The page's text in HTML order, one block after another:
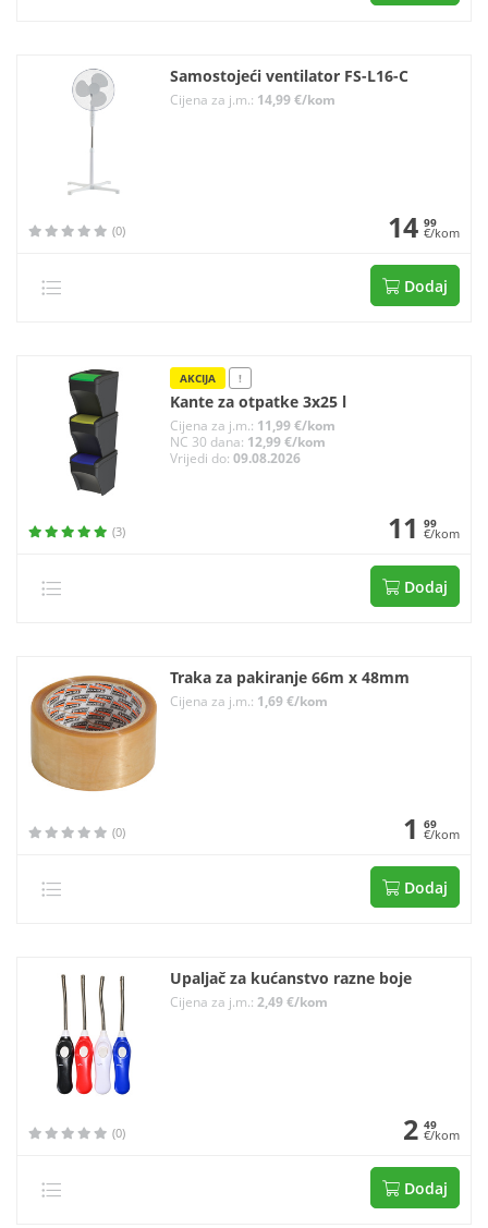
Samostojeći ventilator FS-L16-C
Cijena za j.m.: 14,99 €/kom
(0) 14 99
€/kom
Dodaj
AKCIJA !
Kante za otpatke 3x25 l
Cijena za j.m.: 11,99 €/kom
NC 30 dana: 12,99 €/kom
Vrijedi do: 09.08.2026
(3) 11 99
€/kom
Dodaj
Traka za pakiranje 66m x 48mm
Cijena za j.m.: 1,69 €/kom
(0) 1 69
€/kom
Dodaj
Upaljač za kućanstvo razne boje
Cijena za j.m.: 2,49 €/kom
(0) 2 49
€/kom
Dodaj